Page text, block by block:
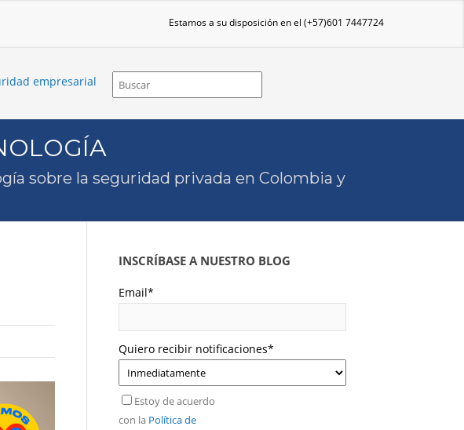
Estamos a su disposición en el (+57)601 7447724
empresarial
sobre la seguridad privada en Colombia y
INSCRÍBASE A NUESTRO BLOG
Email*
Quiero recibir notificaciones*
Estoy de acuerdo
con la Política de